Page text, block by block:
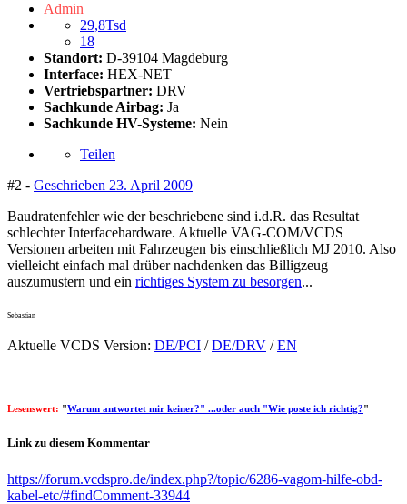
Admin
29,8Tsd
18
Standort: D-39104 Magdeburg
Interface: HEX-NET
Vertriebspartner: DRV
Sachkunde Airbag: Ja
Sachkunde HV-Systeme: Nein
Teilen
#2 - Geschrieben 23. April 2009
Baudratenfehler wie der beschriebene sind i.d.R. das Resultat
schlechter Interfacehardware. Aktuelle VAG-COM/VCDS
Versionen arbeiten mit Fahrzeugen bis einschließlich MJ 2010. Also
vielleicht einfach mal drüber nachdenken das Billigzeug
auszumustern und ein richtiges System zu besorgen...
Sebastian
Aktuelle VCDS Version: DE/PCI /DE/DRV /EN
Lesenswert: "Warum antwortet mir keiner?" ...oder auch "Wie poste ich richtig?"
Link zu diesem Kommentar
https://forum.vcdspro.de/index.php?/topic/6286-vagom-hilfe-obd-
kabel-etc/#findComment-33944